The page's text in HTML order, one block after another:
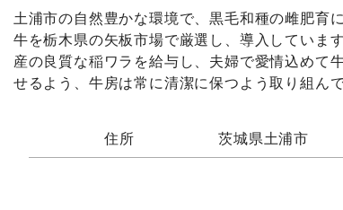
土浦市の自然豊かな環境で、黒毛和種の雌肥育
牛を栃木県の矢板市場で厳選し、導入していま
産の良質な稲ワラを給与し、夫婦で愛情込めて
せるよう、牛房は常に清潔に保つよう取り組んで
住所 茨城県土浦市